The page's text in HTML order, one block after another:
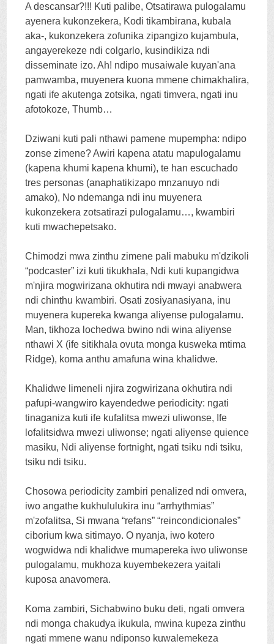
A descansar?!!! Kuti palibe, Otsatirawa pulogalamu
ayenera kukonzekera, Kodi tikambirana, kubala
aka-, kukonzekera zofunika zipangizo kujambula,
angayerekeze ndi colgarlo, kusindikiza ndi
disseminate izo.Ah! ndipo musaiwale kuyan'ana
pamwamba, muyenera kuona mmene chimakhalira,
ngati ife akutenga zotsika, ngati timvera, ngati inu
afotokoze, Thumb…
Dziwani kuti pali nthawi pamene mupempha: ndipo
zonse zimene? Awiri kapena atatu mapulogalamu
(kapena khumi kapena khumi),te han escuchado
tres personas (anaphatikizapo mnzanuyo ndi
amako), No ndemanga ndi inu muyenera
kukonzekera zotsatirazi pulogalamu…, kwambiri
kuti mwachepetsako.
Chimodzi mwa zinthu zimene pali mabuku m'dzikoli
“podcaster” izi kuti tikukhala, Ndi kuti kupangidwa
m'njira mogwirizana okhutira ndi mwayi anabwera
ndi chinthu kwambiri. Osati zosiyanasiyana, inu
muyenera kupereka kwanga aliyense pulogalamu.
Man, tikhoza lochedwa bwino ndi wina aliyense
nthawi X (ife sitikhala ovuta monga kusweka mtima
Ridge), koma anthu amafuna wina khalidwe.
Khalidwe limeneli njira zogwirizana okhutira ndi
pafupi-wangwiro kayendedwe periodicity: ngati
tinaganiza kuti ife kufalitsa mwezi uliwonse, Ife
lofalitsidwa mwezi uliwonse; ngati aliyense quience
masiku, Ndi aliyense fortnight, ngati tsiku ndi tsiku,
tsiku ndi tsiku.
Chosowa periodicity zambiri penalized ndi omvera,
iwo angathe kukhululukira inu “arrhythmias”
m'zofalitsa, Si mwana “refans” “reincondicionales”
ciborium kwa sitimayo. O nyanja, iwo kotero
wogwidwa ndi khalidwe mumapereka iwo uliwonse
pulogalamu, mukhoza kuyembekezera yaitali
kuposa anavomera.
Koma zambiri, Sichabwino buku deti, ngati omvera
ndi monga chakudya ikukula, mwina kupeza zinthu
ngati mmene wanu ndiponso kuwalemekeza